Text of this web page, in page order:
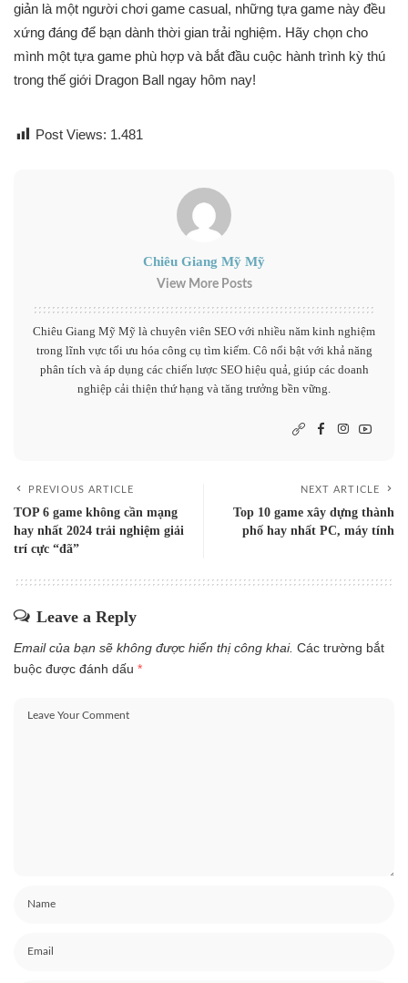
giản là một người chơi game casual, những tựa game này đều
xứng đáng để bạn dành thời gian trải nghiệm. Hãy chọn cho
mình một tựa game phù hợp và bắt đầu cuộc hành trình kỳ thú
trong thế giới Dragon Ball ngay hôm nay!
Post Views: 1.481
Chiêu Giang Mỹ Mỹ
View More Posts
Chiêu Giang Mỹ Mỹ là chuyên viên SEO với nhiều năm kinh nghiệm
trong lĩnh vực tối ưu hóa công cụ tìm kiếm. Cô nổi bật với khả năng
phân tích và áp dụng các chiến lược SEO hiệu quả, giúp các doanh
nghiệp cải thiện thứ hạng và tăng trưởng bền vững.
PREVIOUS ARTICLE
TOP 6 game không cần mạng
hay nhất 2024 trải nghiệm giải
trí cực “đã”
NEXT ARTICLE
Top 10 game xây dựng thành
phố hay nhất PC, máy tính
Leave a Reply
Email của bạn sẽ không được hiển thị công khai. Các trường bắt
buộc được đánh dấu *